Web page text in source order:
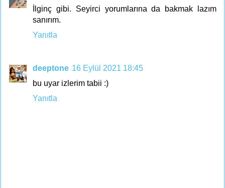
İlginç gibi. Seyirci yorumlarına da bakmak lazım
sanırım.
Yanıtla
deeptone 16 Eylül 2021 18:45
bu uyar izlerim tabii :)
Yanıtla